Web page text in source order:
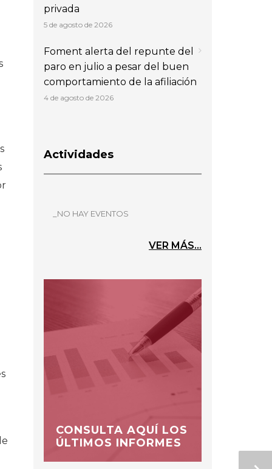
privada
5 de agosto de 2026
Foment alerta del repunte del
paro en julio a pesar del buen
comportamiento de la afiliación
4 de agosto de 2026
Actividades
_NO HAY EVENTOS
VER MÁS...
CONSULTA AQUÍ LOS
ÚLTIMOS INFORMES